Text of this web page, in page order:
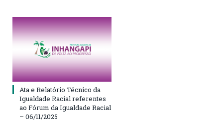
Ata e Relatório Técnico da
Igualdade Racial referentes
ao Fórum da Igualdade Racial
– 06/11/2025